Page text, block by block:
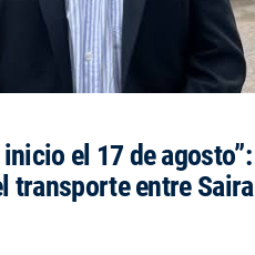
el 17 de
transporte entre